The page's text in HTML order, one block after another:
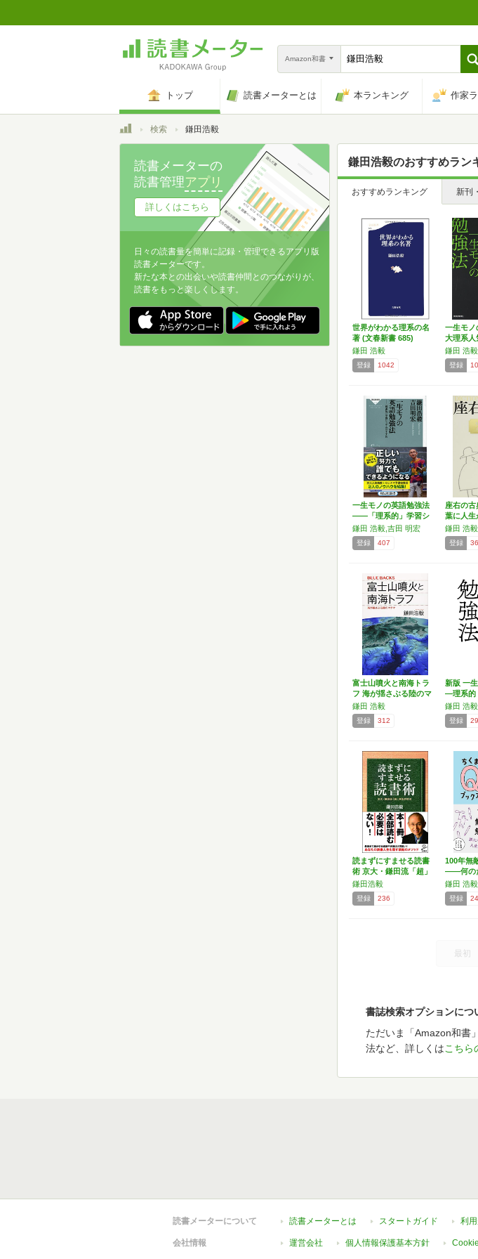
Amazon和書
トップ 読書メーターとは 本ランキング 作家
トップ検索 鎌田浩毅
鎌田浩毅のおすすめラン
おすすめランキング 新刊
世界がわかる理系の名
著 (文春新書 685)
鎌田 浩毅
登録 1042
一生モ
大理系人
とノ…
鎌田 浩毅
登録
一生モノの英語勉強法
――「理系的」学習シ
ステ…
鎌田 浩毅,吉田 明宏
登録 407
座右の
葉に人生
鎌田 浩毅
登録
富士山噴火と南海トラ
フ 海が揺さぶる陸のマ
グ…
鎌田 浩毅
登録 312
新版 一
―理系的
戦…
鎌田 浩毅
登録
読まずにすませる読書
術 京大・鎌田流「超」
理…
鎌田浩毅
登録 236
100年無
――何の
か…
鎌田 浩毅
登録
最初
書誌検索オプションにつ
ただいま「Amazon和書
法など、詳しくはこちら
読書メーターの
読書管理アプリ
詳しくはこちら
日々の読書量を簡単に記録・管理できるアプリ版
読書メーターです。
新たな本との出会いや読書仲間とのつながりが、
読書をもっと楽しくします。
読書メーターについて 読書メーターとは スタートガイド 利
会社情報 運営会社 個人情報保護基本方針